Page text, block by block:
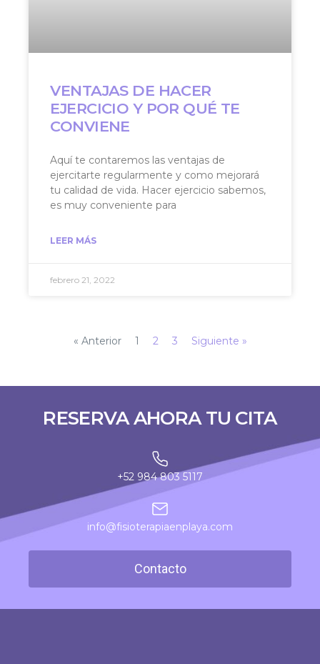
VENTAJAS DE HACER
EJERCICIO Y POR QUÉ TE
CONVIENE
Aquí te contaremos las ventajas de
ejercitarte regularmente y como mejorará
tu calidad de vida. Hacer ejercicio sabemos,
es muy conveniente para
LEER MÁS
febrero 21, 2022
« Anterior 1 2 3 Siguiente »
RESERVA AHORA TU CITA
+52 984 803 5117
info@fisioterapiaenplaya.com
Contacto